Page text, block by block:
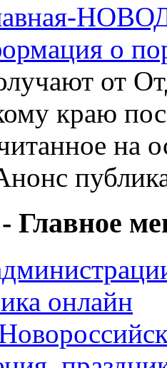
о
от
краю
на
онлайн